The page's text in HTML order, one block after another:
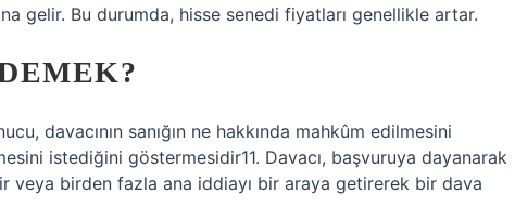
gelir. Bu durumda, hisse senedi fiyatları genellikle artar.
davacının sanığın ne hakkında mahkûm edilmesini
istediğini göstermesidir11. Davacı, başvuruya dayanarak
veya birden fazla ana iddiayı bir araya getirerek bir dava